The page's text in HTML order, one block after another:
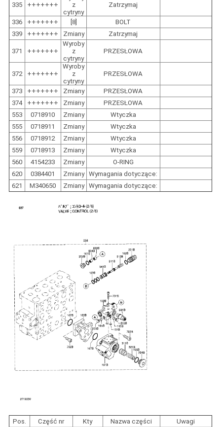
335 +++++++
z
cytryny
Zatrzymaj
336 +++++++ [8]
BOLT
339
+++++++ Zmiany Zatrzymaj
371 +++++++
Wyroby
z
cytryny
PRZESŁOWA
372 +++++++
Wyroby
z
cytryny
PRZESŁOWA
373 +++++++ Zmiany
PRZESŁOWA
374
+++++++ Zmiany
PRZESŁOWA
553
0718910 Zmiany
Wtyczka
555
0718911 Zmiany
Wtyczka
556
0718912 Zmiany
Wtyczka
559
0718913 Zmiany
Wtyczka
560
4154233 Zmiany
O-RING
620
0384401 Zmiany
Wymagania dotyczące:
621
M340650 Zmiany Wymagania dotyczące:
Pos. Część nr Kty Nazwa części Uwagi